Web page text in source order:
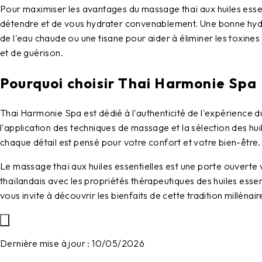
Pour maximiser les avantages du massage thaï aux huiles
détendre et de vous hydrater convenablement. Une bonne
de l'eau chaude ou une tisane pour aider à éliminer les
et de guérison.
Pourquoi choisir Thai Harmonie Spa
Thai Harmonie Spa est dédié à l'authenticité de l'expérience
l'application des techniques de massage et la sélection des
chaque détail est pensé pour votre confort et votre bien-être.
Le massage thaï aux huiles essentielles est une porte
thaïlandais avec les propriétés thérapeutiques des huiles
vous invite à découvrir les bienfaits de cette tradition
Dernière mise à jour : 10/05/2026